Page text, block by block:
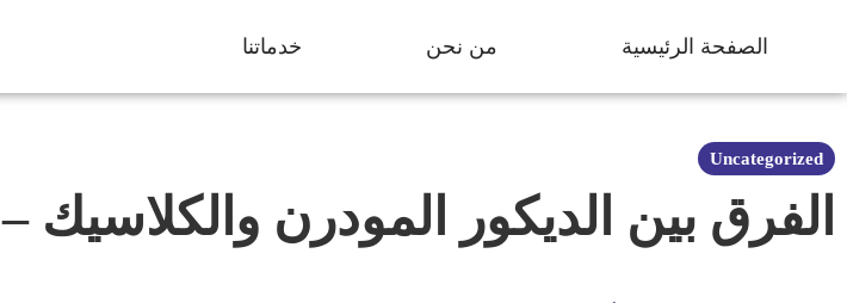
الصفحة الرئيسية من نحن خدماتنا
Uncategorized
الفرق بين الديكور المودرن والكلاسيك – 5 فروقات أساسية